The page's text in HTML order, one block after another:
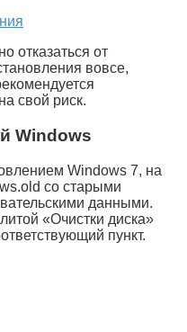
отказаться от
вовсе,
свой риск.
Windows
Windows 7, на
со старыми
данными.
«Очистки диска»
пункт.